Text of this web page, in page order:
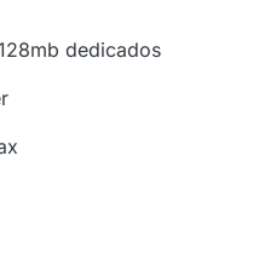
dedicados